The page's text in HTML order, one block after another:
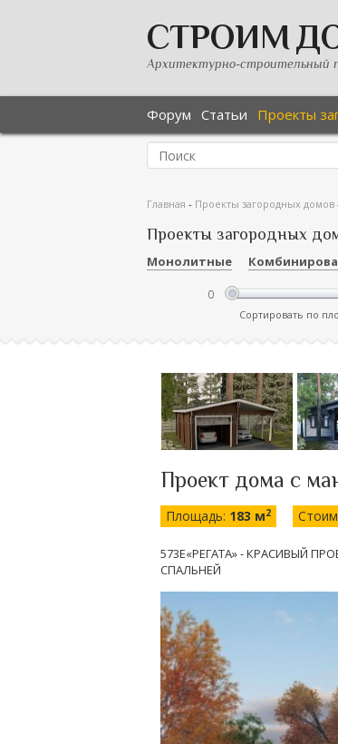
СТРОИМ
Архитектурно-строительный
Форум Статьи Проекты
Главная - Проекты загородных домов
Проекты загородных
Монолитные
Сортировать по
Проект дома с
Площадь: 183 м2
573E«РЕГАТА» - КРАСИВЫЙ
СПАЛЬНЕЙ